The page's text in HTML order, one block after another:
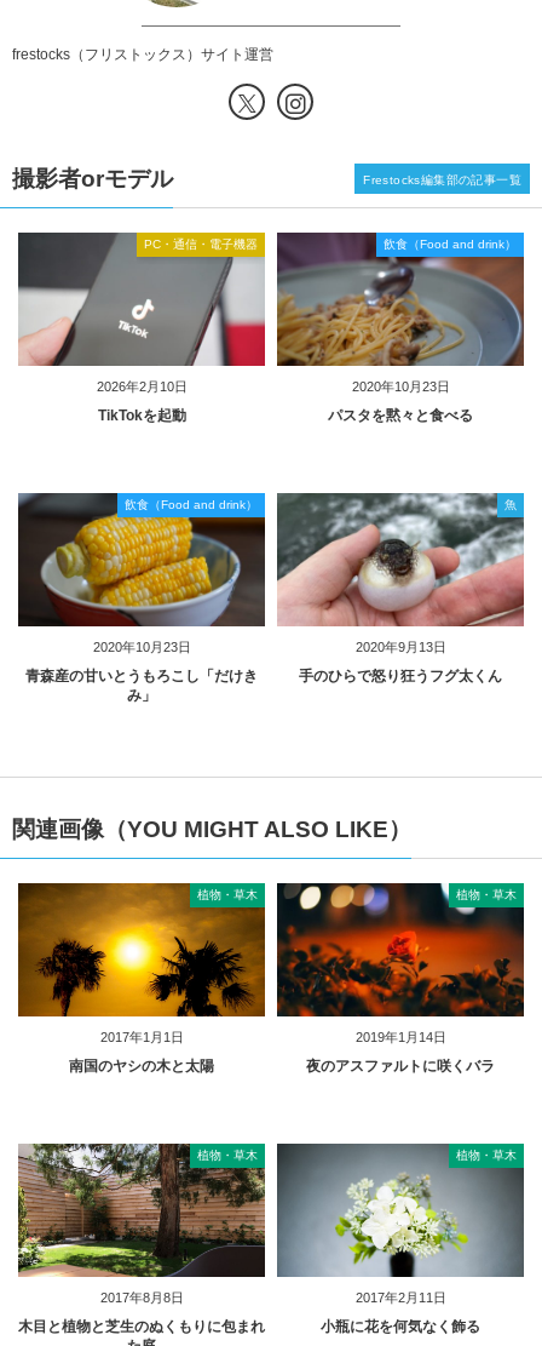
frestocks（フリストックス）サイト運営
撮影者orモデル
2026年2月10日
PC・通信・電子機器
TikTokを起動
2020年10月23日
飲食（Food and drink）
パスタを黙々と食べる
2020年10月23日
飲食（Food and drink）
青森産の甘いとうもろこし「だけき
み」
2020年9月13日
魚
手のひらで怒り狂うフグ太くん
Frestocks編集部の記事一覧
関連画像（YOU MIGHT ALSO LIKE）
2017年1月1日
植物・草木
南国のヤシの木と太陽
2019年1月14日
植物・草木
夜のアスファルトに咲くバラ
2017年8月8日
植物・草木
木目と植物と芝生のぬくもりに包まれ
2017年2月11日
植物・草木
小瓶に花を何気なく飾る